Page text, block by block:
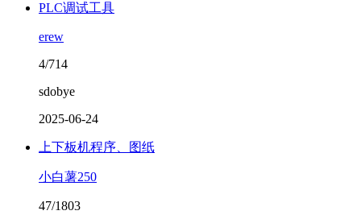
PLC调试工具
erew
4/714
sdobye
2025-06-24
上下板机程序、图纸
小白薯250
47/1803